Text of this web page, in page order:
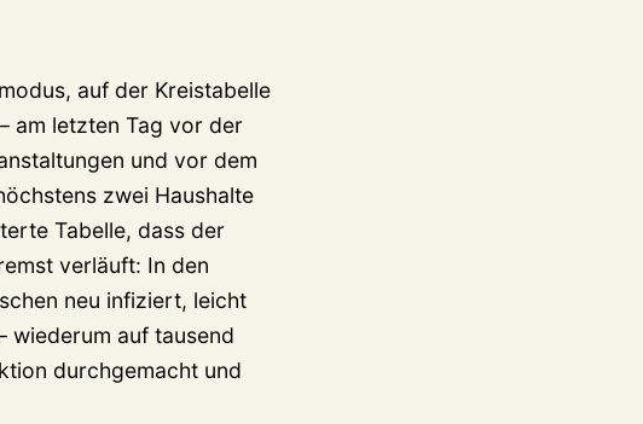
auf der Kreistabelle
am letzten Tag vor der
und vor dem
zwei Haushalte
Tabelle, dass der
verläuft: In den
neu infiziert, leicht
wiederum auf tausend
durchgemacht und